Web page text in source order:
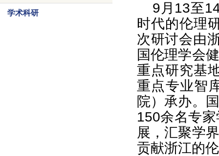
学术科研
9月13至
时代的伦理
次研讨会由
国伦理学会
重点研究基
重点专业智
院）承办。
150余名专
展，汇聚学
贡献浙江的